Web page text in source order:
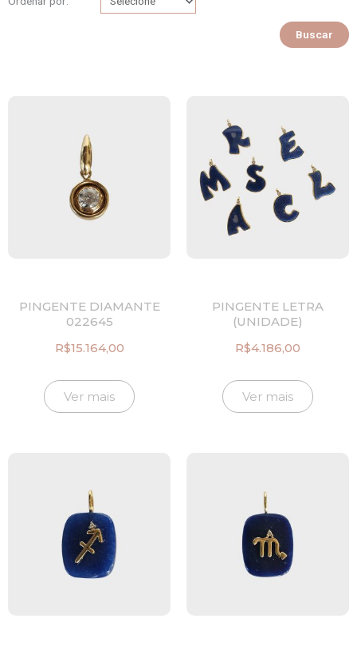
Buscar
PINGENTE DIAMANTE
022645
R$15.164,00
Ver mais
PINGENTE LETRA
(UNIDADE)
R$4.186,00
Ver mais